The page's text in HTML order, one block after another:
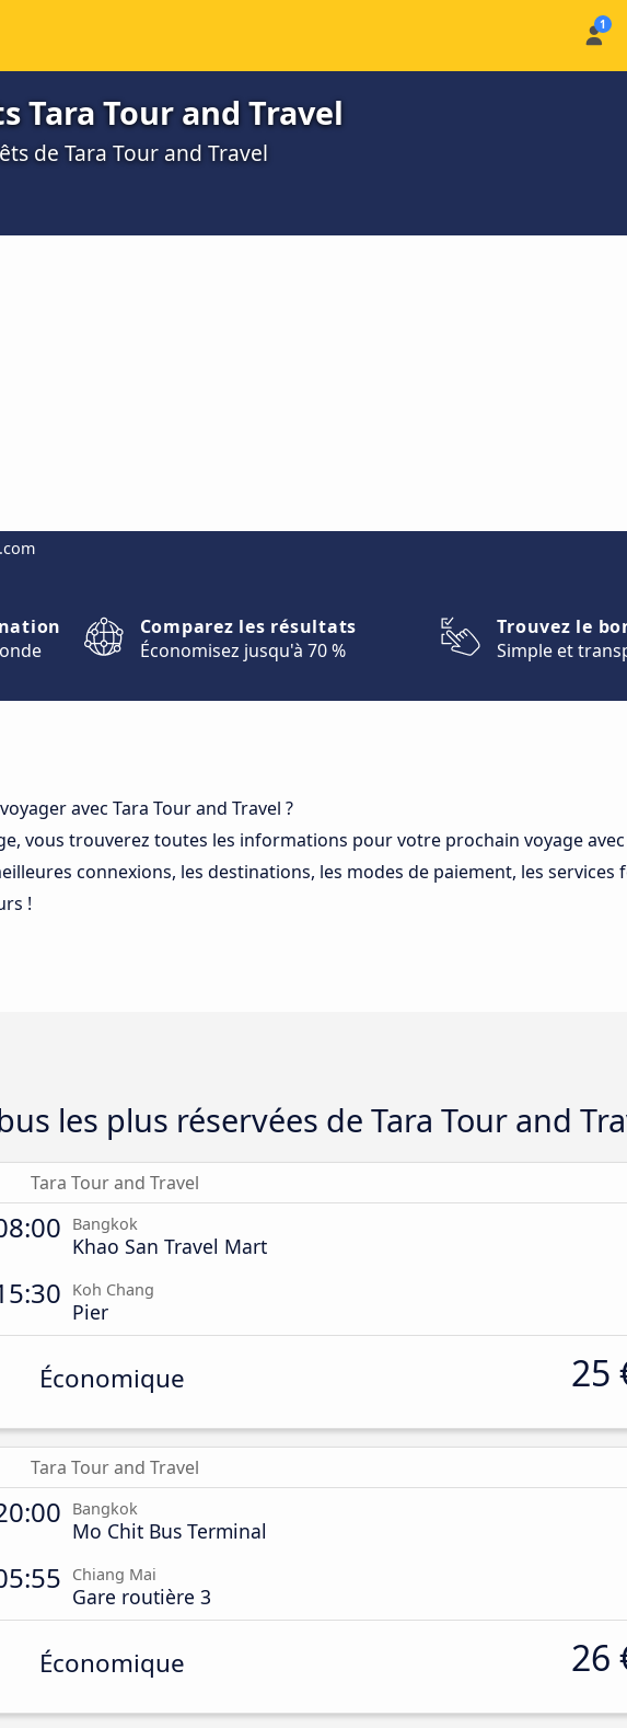
Tara Tour and Travel
de Tara Tour and Travel
Comparez les résultats
Économisez jusqu'à 70 %
Trouvez le
Simple et
avec Tara Tour and Travel ?
vous trouverez toutes les informations pour votre prochain voyage avec
connexions, les destinations, les modes de paiement, les services
!
les plus réservées de Tara Tour and
Tara Tour and Travel
Bangkok
Khao San Travel Mart
Koh Chang
Pier
Économique 25
Tara Tour and Travel
Bangkok
Mo Chit Bus Terminal
Chiang Mai
Gare routière 3
Économique 26